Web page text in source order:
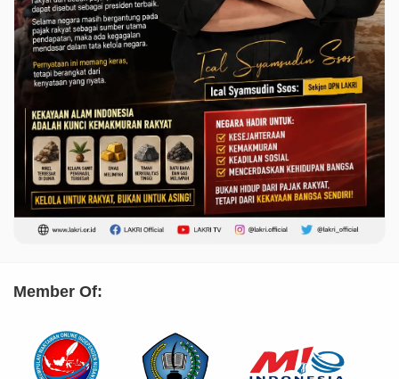
Member Of: